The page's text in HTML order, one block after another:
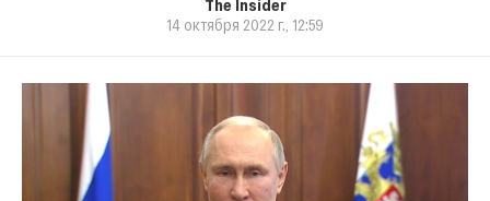
The Insider
14 октября 2022 г., 12:59